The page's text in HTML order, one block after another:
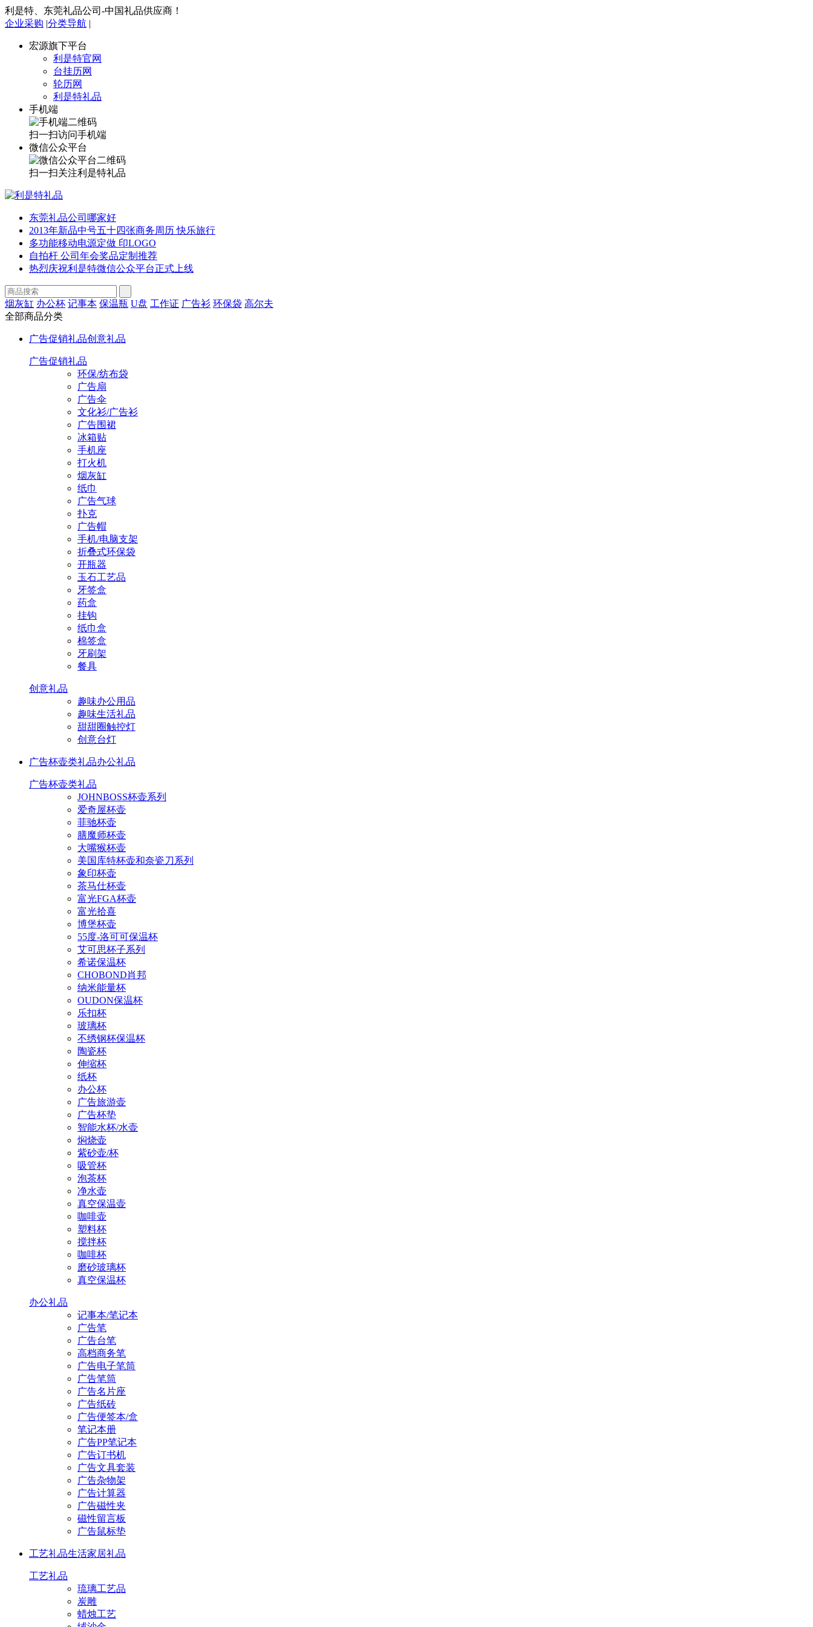
利是特、东莞礼品公司-中国礼品供应商！
企业采购 |分类导航 |
宏源旗下平台
利是特官网
台挂历网
轮历网
利是特礼品
手机端
扫一扫访问手机端
微信公众平台
扫一扫关注利是特礼品
东莞礼品公司哪家好
2013年新品中号五十四张商务周历 快乐旅行
多功能移动电源定做 印LOGO
自拍杆 公司年会奖品定制推荐
热烈庆祝利是特微信公众平台正式上线
烟灰缸 办公杯 记事本 保温瓶 U盘 工作证 广告衫 环保袋 高尔夫
全部商品分类
广告促销礼品创意礼品
广告促销礼品
环保/纺布袋
广告扇
广告伞
文化衫/广告衫
广告围裙
冰箱贴
手机座
打火机
烟灰缸
纸巾
广告气球
扑克
广告帽
手机/电脑支架
折叠式环保袋
开瓶器
玉石工艺品
牙签盒
药盒
挂钩
纸巾盒
棉签盒
牙刷架
餐具
创意礼品
趣味办公用品
趣味生活礼品
甜甜圈触控灯
创意台灯
广告杯壶类礼品办公礼品
广告杯壶类礼品
JOHNBOSS杯壶系列
爱奇屋杯壶
菲驰杯壶
膳魔师杯壶
大嘴猴杯壶
美国库特杯壶和奈瓷刀系列
象印杯壶
茶马仕杯壶
富光FGA杯壶
富光拾喜
博堡杯壶
55度-洛可可保温杯
艾可思杯子系列
希诺保温杯
CHOBOND肖邦
纳米能量杯
OUDON保温杯
乐扣杯
玻璃杯
不绣钢杯保温杯
陶瓷杯
伸缩杯
纸杯
办公杯
广告旅游壶
广告杯垫
智能水杯/水壶
焖烧壶
紫砂壶/杯
吸管杯
泡茶杯
净水壶
真空保温壶
咖啡壶
塑料杯
搅拌杯
咖啡杯
磨砂玻璃杯
真空保温杯
办公礼品
记事本/笔记本
广告笔
广告台笔
高档商务笔
广告电子笔筒
广告笔筒
广告名片座
广告纸砖
广告便签本/盒
笔记本册
广告PP笔记本
广告订书机
广告文具套装
广告杂物架
广告计算器
广告磁性夹
磁性留言板
广告鼠标垫
工艺礼品生活家居礼品
工艺礼品
琉璃工艺品
炭雕
蜡烛工艺